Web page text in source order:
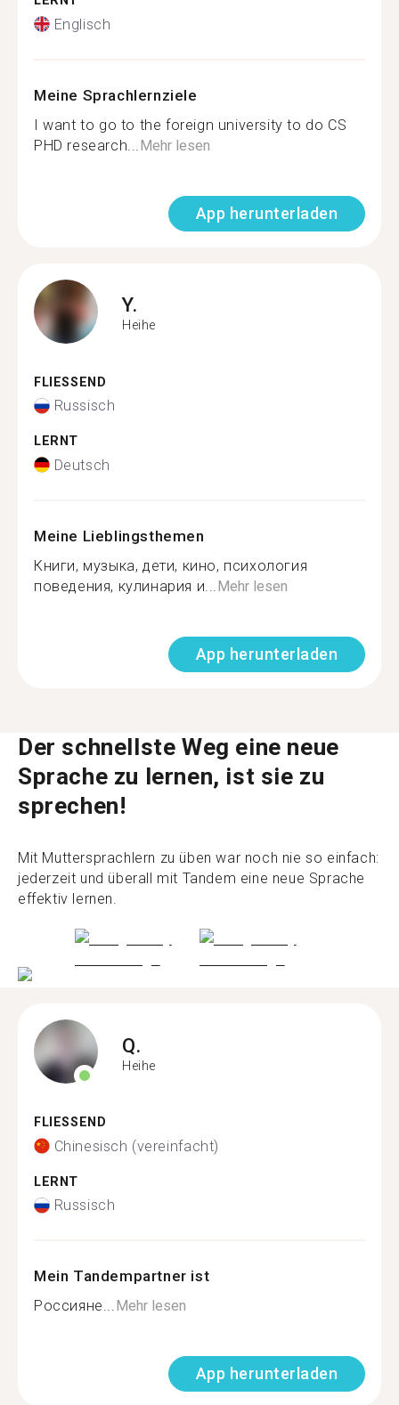
Englisch
Meine Sprachlernziele
I want to go to the foreign university to do CS
PHD research... Mehr lesen
App herunterladen
Y.
Heihe
FLIESSEND
Russisch
LERNT
Deutsch
Meine Lieblingsthemen
Книги, музыка, дети, кино, психология
поведения, кулинария и... Mehr lesen
App herunterladen
Der schnellste Weg eine neue
Sprache zu lernen, ist sie zu
sprechen!
Mit Muttersprachlern zu üben war noch nie so einfach:
jederzeit und überall mit Tandem eine neue Sprache
effektiv lernen.
Q.
Heihe
FLIESSEND
Chinesisch (vereinfacht)
LERNT
Russisch
Mein Tandempartner ist
Россияне...Mehr lesen
App herunterladen